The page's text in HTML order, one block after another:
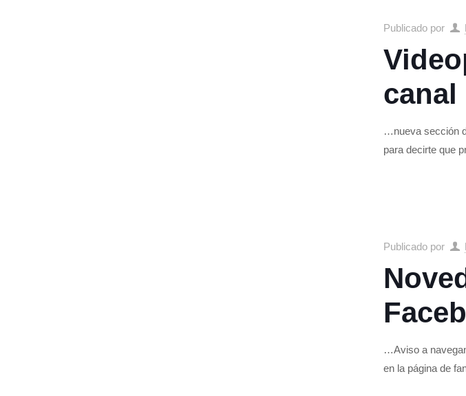
Publicado por
canal
…nueva sección
para decirte que
Publicado por
…Aviso a
en la página de